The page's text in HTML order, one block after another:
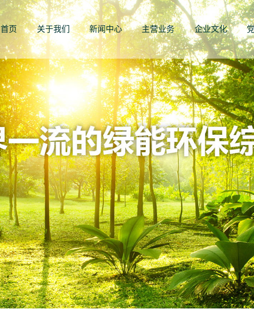
首页 关于我们 新闻中心 主营业务 企业文化